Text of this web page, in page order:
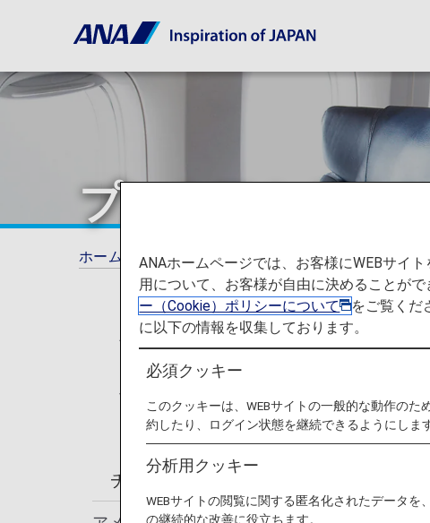
プレミアムクラ
ホーム ご利用ガイド プレミアムクラスのアメ
* 2026年5月19日以降のご搭乗分から、日
トクラス（プレミアムクラス）」・「エ
せん。
チェックインからご搭乗・ご到着まで
ANAホームページでは、お客様にWEBサイ
用について、お客様が自由に決めることが
ー（Cookie）ポリシーについて
をご覧くだ
に以下の情報を収集しております。
必須クッキー
このクッキーは、WEBサイトの一般的な動作の
約したり、ログイン状態を継続できるようにしま
分析用クッキー
WEBサイトの閲覧に関する匿名化されたデータを
の継続的な改善に役立ちます。